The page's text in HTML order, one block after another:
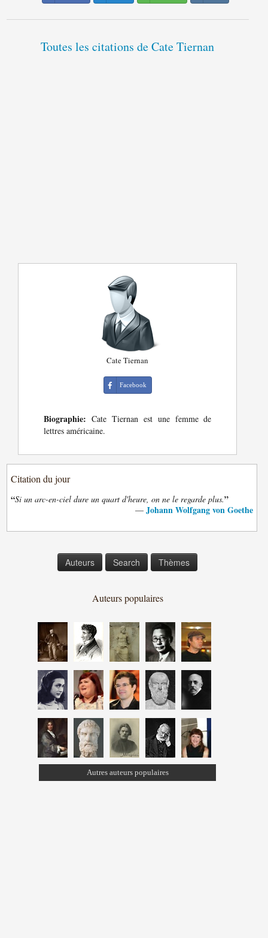
Toutes les citations de Cate Tiernan
Cate Tiernan
Facebook
Biographie: Cate Tiernan est une femme de
lettres américaine.
Citation du jour
“Si un arc-en-ciel dure un quart d'heure, on ne le regarde plus.”
— Johann Wolfgang von Goethe
Auteurs Search Thèmes
Auteurs populaires
Autres auteurs populaires